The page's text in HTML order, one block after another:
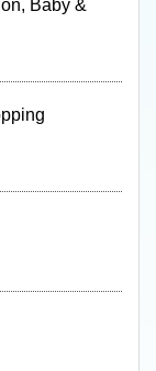
Baby &